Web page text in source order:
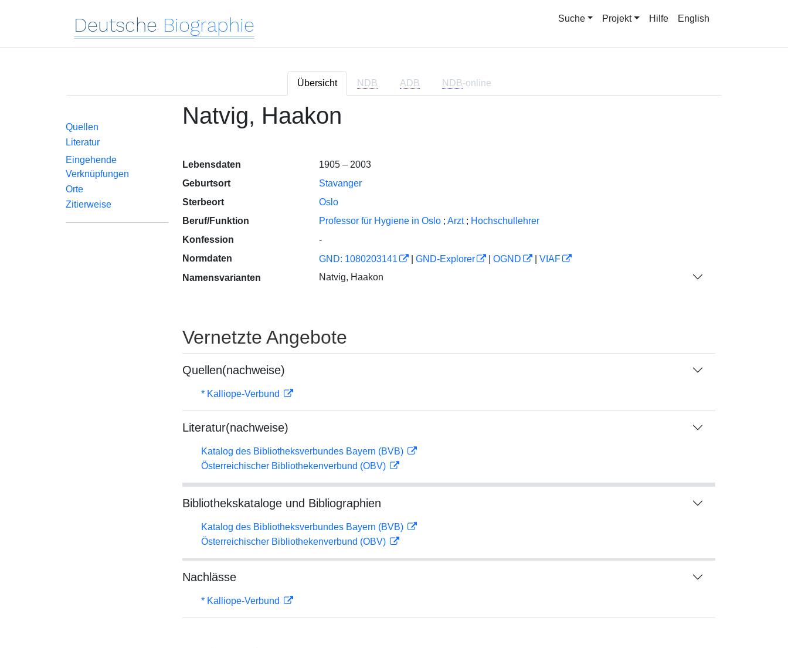
Deutsche Biographie Suche Projekt Hilfe English
Übersicht NDB ADB NDB-online
Quellen
Literatur
Eingehende
Verknüpfungen
Orte
Zitierweise
Natvig, Haakon
Lebensdaten
1905 – 2003
Geburtsort
Stavanger
Sterbeort
Oslo
Beruf/Funktion
Professor für Hygiene in Oslo ; Arzt ; Hochschullehrer
Konfession
-
Normdaten
GND: 1080203141 GND-Explorer OGND
VIAF
Namensvarianten
Natvig, Haakon
Vernetzte Angebote
Quellen(nachweise)
* Kalliope-Verbund
Literatur(nachweise)
Katalog des Bibliotheksverbundes Bayern (BVB)
Österreichischer Bibliothekenverbund (OBV)
Bibliothekskataloge und Bibliographien
Katalog des Bibliotheksverbundes Bayern (BVB)
Österreichischer Bibliothekenverbund (OBV)
Nachlässe
* Kalliope-Verbund